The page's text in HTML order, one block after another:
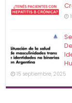
15 septiembre, 2025